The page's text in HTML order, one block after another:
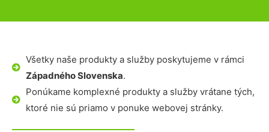
Všetky naše produkty a služby poskytujeme v rámci
Západného Slovenska.
Ponúkame komplexné produkty a služby vrátane tých,
ktoré nie sú priamo v ponuke webovej stránky.